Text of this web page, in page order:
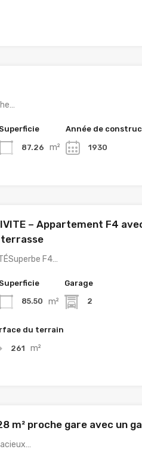
87.26 m²
Année de
1930
– Appartement F4
F4…
85.50 m²
Garage
2
du terrain
261 m²
m² proche gare avec un